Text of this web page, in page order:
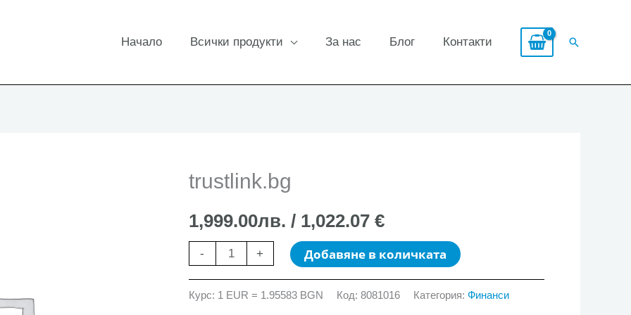
Начало Всички продукти За нас Блог Контакти Search
trustlink.bg
1,999.00лв. / 1,022.07 €
-
количество
trustlink.bg
+ Добавяне в количката
Курс: 1 EUR = 1.95583 BGN Код: 8081016 Категория: Финанси